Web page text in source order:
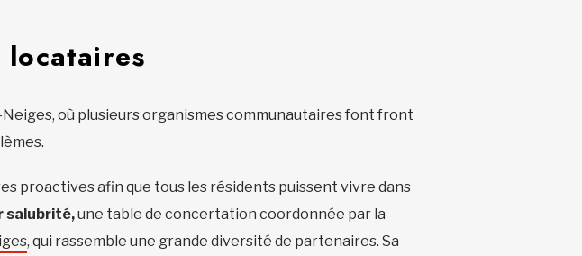
où plusieurs organismes communautaires font front
proactives afin que tous les résidents puissent vivre dans
salubrité,une table de concertation coordonnée par la
, qui rassemble une grande diversité de partenaires. Sa